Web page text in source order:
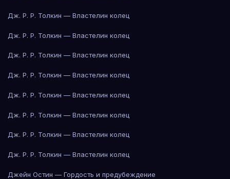
Дж. Р. Р. Толкин — Властелин колец
Дж. Р. Р. Толкин — Властелин колец
Дж. Р. Р. Толкин — Властелин колец
Дж. Р. Р. Толкин — Властелин колец
Дж. Р. Р. Толкин — Властелин колец
Дж. Р. Р. Толкин — Властелин колец
Дж. Р. Р. Толкин — Властелин колец
Дж. Р. Р. Толкин — Властелин колец
Джейн Остин — Гордость и предубеждение